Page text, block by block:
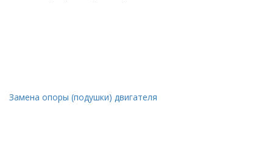
Замена опоры (подушки) двигателя